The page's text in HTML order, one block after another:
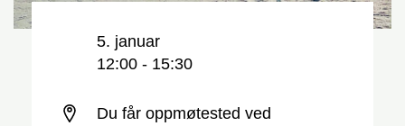
5. januar
12:00 - 15:30
Du får oppmøtested ved